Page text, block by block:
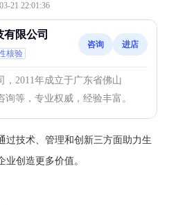
21 22:01:36
有限公司
核验
咨询 进店
，2011年成立于广东省佛山
等，专业权威，经验丰富。
过技术、管理和创新三方面助力生
创造更多价值。